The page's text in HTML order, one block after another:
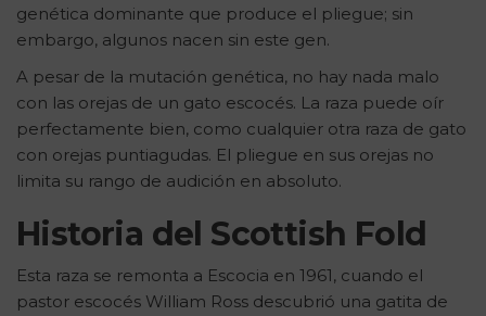
genética dominante que produce el pliegue; sin
embargo, algunos nacen sin este gen.
A pesar de la mutación genética, no hay nada malo
con las orejas de un gato escocés. La raza puede oír
perfectamente bien, como cualquier otra raza de gato
con orejas puntiagudas. El pliegue en sus orejas no
limita su rango de audición en absoluto.
Historia del Scottish Fold
Esta raza se remonta a Escocia en 1961, cuando el
pastor escocés William Ross descubrió una gatita de